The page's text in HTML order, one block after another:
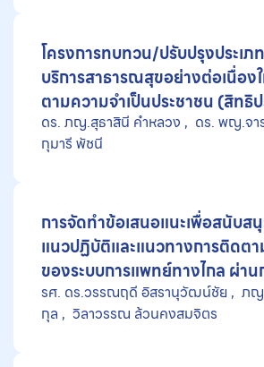
โครงการทบทวน/ปรับปรุงประเภ
บริการสาธารณสุขอย่างต่อเนื่อง
ตามความจำเป็นประชาชน (สิทธิป
ตรวจสุขภาพประจำปี) ระยะที่ 2
ดร. ภญ.สุธาสินี คำหลวง
ดร. พญ.จ
กุมารี พัชนี
การจัดทำข้อเสนอแนะเพื่อสนับ
แนวปฏิบัติและแนวทางการติดตา
ของระบบการแพทย์ทางไกล ผ่า
เรียนในบริบทไทยและบริบทโลก
รศ. ดร.วรรณฤดี อิสรานุวัฒน์ชัย
กุล
วิลาวรรณ ล้วนคงสมจิตร